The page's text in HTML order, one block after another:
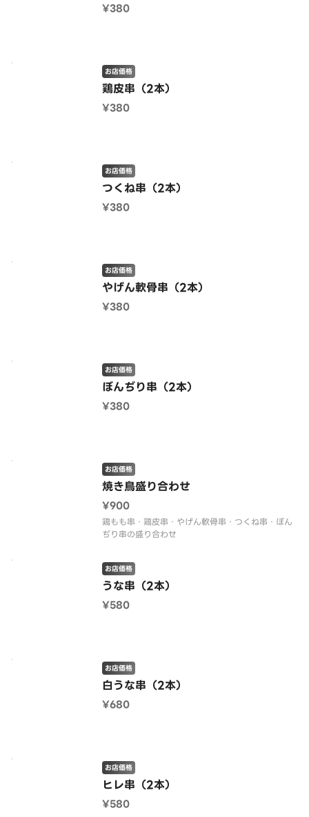
¥380
鶏皮串（2本）
お店価格
¥380
つくね串（2本）
お店価格
¥380
やげん軟骨串（2本）
お店価格
¥380
ぼんぢり串（2本）
お店価格
¥380
焼き鳥盛り合わせ
お店価格
¥900
鶏もも串・鶏皮串・やげん軟骨串・つくね串・ぼん
ぢり串の盛り合わせ
うな串（2本）
お店価格
¥580
白うな串（2本）
お店価格
¥680
ヒレ串（2本）
お店価格
¥580